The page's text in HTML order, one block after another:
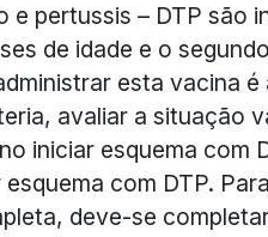
e pertussis – DTP são
de idade e o
esta vacina
avaliar a situação
iniciar esquema com
esquema com DTP.
deve-se